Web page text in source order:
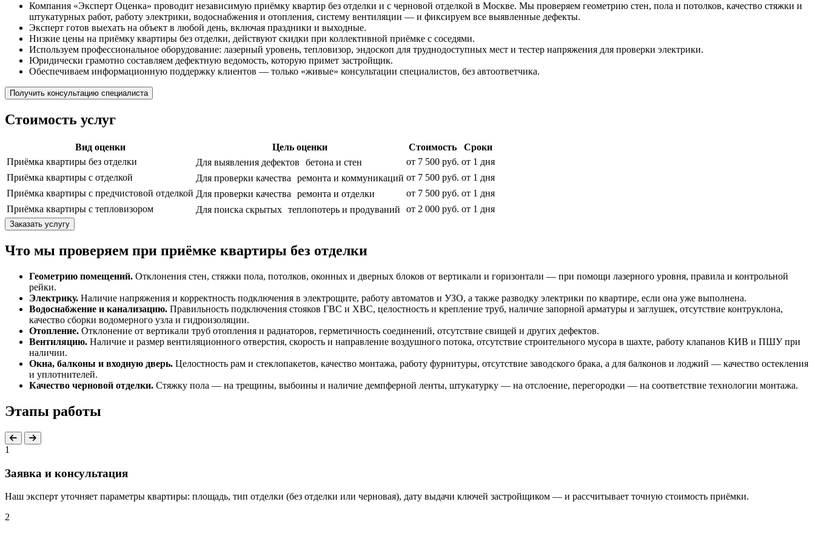
Компания «Эксперт Оценка» проводит независимую приёмку квартир без отделки и с черновой отделкой в Москве. Мы проверяем геометрию стен, пола и потолков, качество стяжки и
штукатурных работ, работу электрики, водоснабжения и отопления, систему вентиляции — и фиксируем все выявленные дефекты.
Эксперт готов выехать на объект в любой день, включая праздники и выходные.
Низкие цены на приёмку квартиры без отделки, действуют скидки при коллективной приёмке с соседями.
Используем профессиональное оборудование: лазерный уровень, тепловизор, эндоскоп для труднодоступных мест и тестер напряжения для проверки электрики.
Юридически грамотно составляем дефектную ведомость, которую примет застройщик.
Обеспечиваем информационную поддержку клиентов — только «живые» консультации специалистов, без автоответчика.
Получить консультацию специалиста
Стоимость услуг
Вид оценки Цель оценки Стоимость
Сроки
Приёмка квартиры без отделки
Для выявления дефектов бетона и стен от 7 500 руб. от 1 дня
Приёмка квартиры с отделкой
Для проверки качества ремонта и коммуникаций от 7 500 руб. от 1 дня
Приёмка квартиры с предчистовой отделкой Для проверки качества ремонта и отделки от 7 500 руб. от 1 дня
Приёмка квартиры с тепловизором
Для поиска скрытых теплопотерь и продуваний от 2 000 руб. от 1 дня
Заказать услугу
Что мы проверяем при приёмке квартиры без отделки
Геометрию помещений. Отклонения стен, стяжки пола, потолков, оконных и дверных блоков от вертикали и горизонтали — при помощи лазерного уровня, правила и контрольной
рейки.
Электрику. Наличие напряжения и корректность подключения в электрощите, работу автоматов и УЗО, а также разводку электрики по квартире, если она уже выполнена.
Водоснабжение и канализацию. Правильность подключения стояков ГВС и ХВС, целостность и крепление труб, наличие запорной арматуры и заглушек, отсутствие контруклона,
качество сборки водомерного узла и гидроизоляции.
Отопление. Отклонение от вертикали труб отопления и радиаторов, герметичность соединений, отсутствие свищей и других дефектов.
Вентиляцию. Наличие и размер вентиляционного отверстия, скорость и направление воздушного потока, отсутствие строительного мусора в шахте, работу клапанов КИВ и ПШУ при
наличии.
Окна, балконы и входную дверь. Целостность рам и стеклопакетов, качество монтажа, работу фурнитуры, отсутствие заводского брака, а для балконов и лоджий — качество остекления
и уплотнителей.
Качество черновой отделки. Стяжку пола — на трещины, выбоины и наличие демпферной ленты, штукатурку — на отслоение, перегородки — на соответствие технологии монтажа.
Этапы работы
1
Заявка и консультация
Наш эксперт уточняет параметры квартиры: площадь, тип отделки (без отделки или черновая), дату выдачи ключей застройщиком — и рассчитывает точную стоимость приёмки.
2